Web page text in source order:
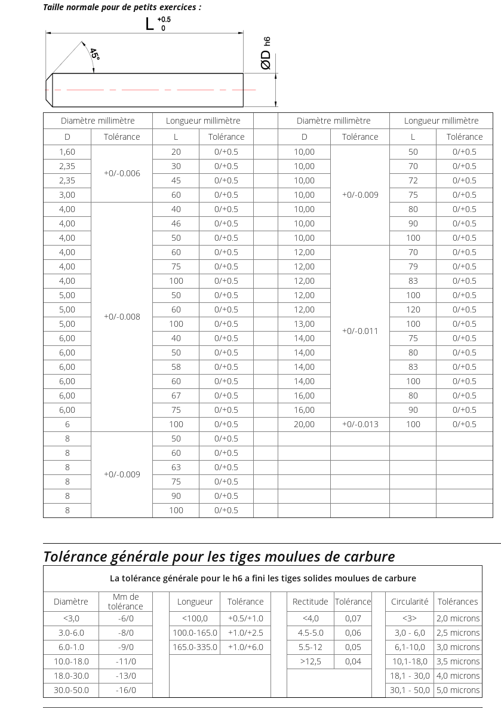
Taille normale pour de petits exercices :
Diamètre millimètre Longueur millimètre Diamètre millimètre
Longueur millimètre
D
Tolérance L Tolérance D Tolérance L
Tolérance
1,60
+0/-0.006
20 0/+0.5 10,00
+0/-0.009
50
0/+0.5
2,35
30 0/+0.5 10,00 70
0/+0.5
2,35
45 0/+0.5 10,00 72
0/+0.5
3,00
60 0/+0.5 10,00 75
0/+0.5
4,00
+0/-0.008
40 0/+0.5 10,00 80
0/+0.5
4,00
46 0/+0.5 10,00 90
0/+0.5
4,00
50 0/+0.5 10,00 100
0/+0.5
4,00
60 0/+0.5 12,00
+0/-0.011
70
0/+0.5
4,00
75 0/+0.5 12,00 79
0/+0.5
4,00
100 0/+0.5 12,00 83
0/+0.5
5,00
50 0/+0.5 12,00 100
0/+0.5
5,00
60 0/+0.5 12,00 120
0/+0.5
5,00
100 0/+0.5 13,00 100
0/+0.5
6,00
40 0/+0.5 14,00 75
0/+0.5
6,00
50 0/+0.5 14,00 80
0/+0.5
6,00
58 0/+0.5 14,00 83
0/+0.5
6,00
60 0/+0.5 14,00 100
0/+0.5
6,00
67 0/+0.5 16,00 80
0/+0.5
6,00
75 0/+0.5 16,00 90
0/+0.5
6
100 0/+0.5 20,00 +0/-0.013 100
0/+0.5
8
+0/-0.009
50
0/+0.5
8
60
0/+0.5
8
63
0/+0.5
8
75
0/+0.5
8
90
0/+0.5
8
100 0/+0.5
Tolérance générale pour les tiges moulues de carbure
La tolérance générale pour le h6 a fini les tiges solides moulues de carbure
Diamètre
Μm de
tolérance
Longueur Tolérance Rectitude Tolérance Circularité
Tolérances
<3,0 -6/0 <100,0 +0.5/+1.0 <4,0 0,07 <3>
2,0 microns
3.0-6.0
-8/0 100.0-165.0 +1.0/+2.5 4.5-5.0 0,06 3,0 - 6,0
2,5 microns
6.0-1.0
-9/0 165.0-335.0 +1.0/+6.0 5.5-12 0,05 6,1-10,0
3,0 microns
10.0-18.0
-11/0 >12,5 0,04 10,1-18,0
3,5 microns
18.0-30.0
-13/0 18,1 - 30,0
4,0 microns
30.0-50.0
-16/0 30,1 - 50,0 5,0 microns